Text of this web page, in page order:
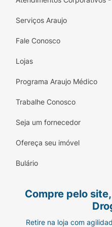
Serviços Araujo
Fale Conosco
Lojas
Programa Araujo Médico
Trabalhe Conosco
Seja um fornecedor
Ofereça seu imóvel
Bulário
Compre pelo
Retire na loja com